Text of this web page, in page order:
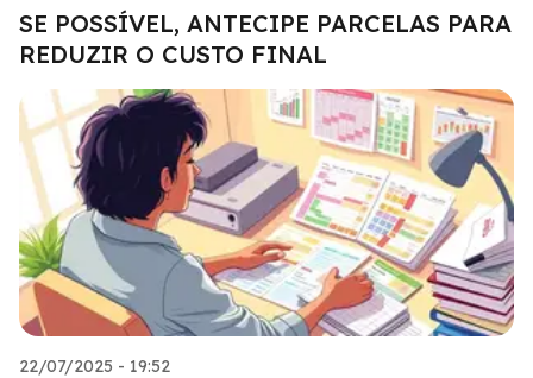
SE POSSÍVEL, ANTECIPE PARCELAS PARA
REDUZIR O CUSTO FINAL
22/07/2025 - 19:52